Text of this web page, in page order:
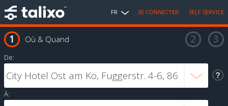
FR SE CONNECTER SELF SERVICE
Où & Quand
De:
À: